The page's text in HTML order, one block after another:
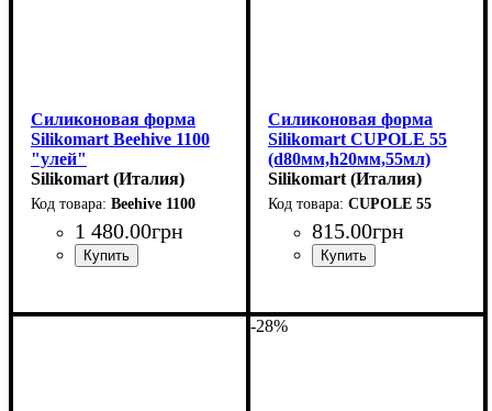
Силиконовая форма
Silikomart Beehive 1100
"улей"
(250x90мм,h73мм,1100мл)
Silikomart (Италия)
Beehive 1100
1 480.00грн
Силиконовая форма
Silikomart CUPOLE 55
(d80мм,h20мм,55мл)
Silikomart (Италия)
CUPOLE 55
815.00грн
-28%